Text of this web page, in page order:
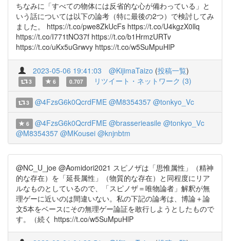
ちなみに「すべての物体には反省的な心が備わっている」と
いう話については以下の論考（特に最後の2つ）で検討してみ
ました。 https://t.co/pwe8ZkUcFs https://t.co/U4kgzX0llq
https://t.co/I771tNO37f https://t.co/b1HrmzURTv
https://t.co/uKx5uGrwvy https://t.co/w5SuMpuHlP
2023-05-06 19:41:03 @KijimaTaizo (投稿一覧)
3 6 0.707 リツイート・ネットワーク (3)
3 @4FzsG6k0QcrdFME @M8354357 @tonkyo_Vc
6 @4FzsG6k0QcrdFME @brasserieasile @tonkyo_Vc
@M8354357 @MKousei @knjnbtm
@NC_U_joe @Aomidori2021 スピノザは「思惟属性」（精神
的な存在）を「延長属性」（物質的な存在）と同程度にリア
ルなものとしているので、「スピノザ＝唯物論者」解釈が無
理ゲーに近いのは間違いない。私の下記の論考は、博論＋論
文5本をベースにその無理ゲー論証を敢行しようとしたもので
す。（続く https://t.co/w5SuMpuHlP